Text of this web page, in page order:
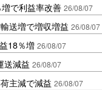
で利益率改善 26/08/07
送増で増収増益 26/08/07
18％増 26/08/07
送減益 26/08/07
主減で減益 26/08/07